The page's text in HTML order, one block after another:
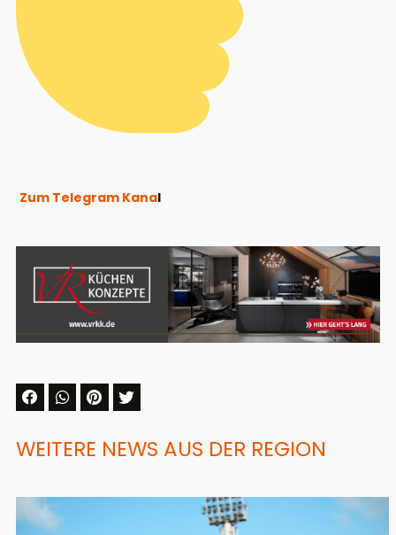
Zum Telegram Kanal
WEITERE NEWS AUS DER REGION